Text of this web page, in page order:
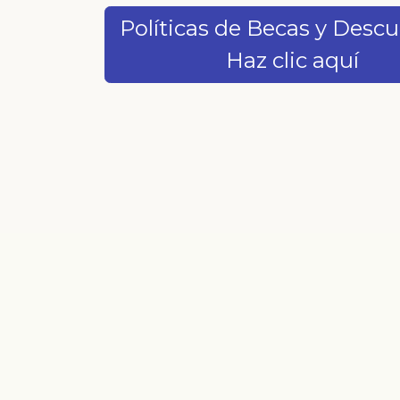
Políticas de Becas y
Haz clic aquí